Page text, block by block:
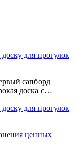
для прогулок
сапборд
доска с…
для прогулок
ценных